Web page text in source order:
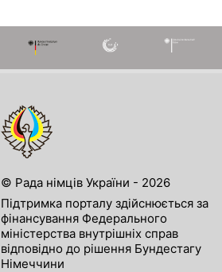
© Рада німців України - 2026
Підтримка порталу здійснюється за
фінансування Федерального
міністерства внутрішніх справ
відповідно до рішення Бундестагу
Німеччини